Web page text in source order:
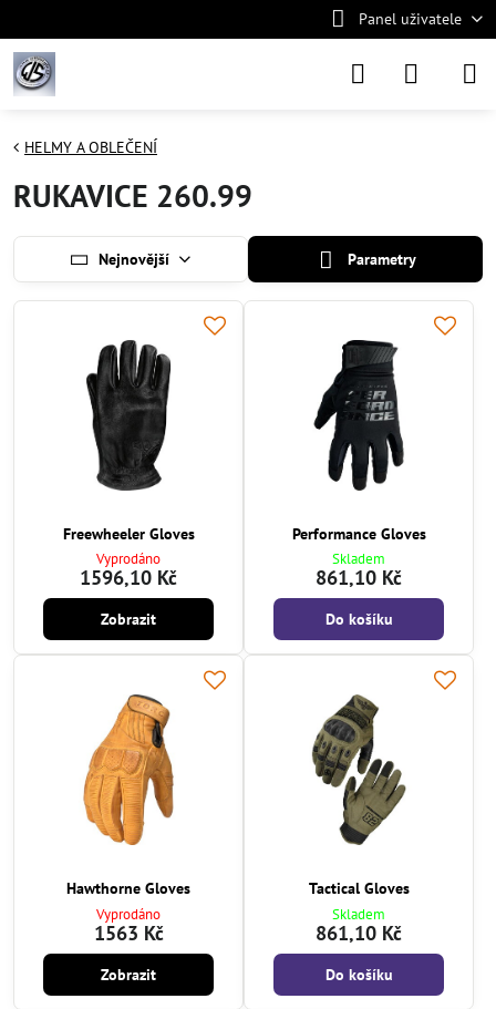
Panel uživatele
HELMY A OBLEČENÍ
RUKAVICE 260.99
Nejnovější Parametry
Freewheeler Gloves
Vyprodáno
1596,10 Kč
Zobrazit
Performance Gloves
Skladem
861,10 Kč
Do košíku
Hawthorne Gloves
Vyprodáno
1563 Kč
Zobrazit
Tactical Gloves
Skladem
861,10 Kč
Do košíku